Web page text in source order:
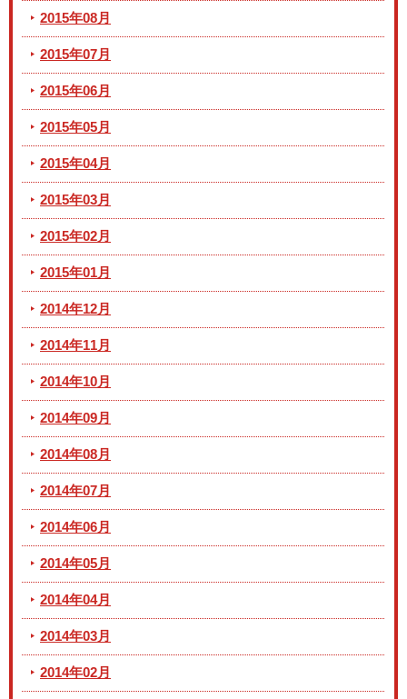
2015年08月
2015年07月
2015年06月
2015年05月
2015年04月
2015年03月
2015年02月
2015年01月
2014年12月
2014年11月
2014年10月
2014年09月
2014年08月
2014年07月
2014年06月
2014年05月
2014年04月
2014年03月
2014年02月